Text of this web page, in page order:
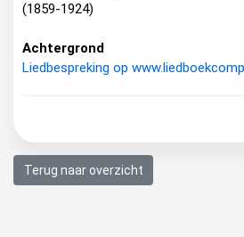
(1859-1924)
Achtergrond
Liedbespreking op
Terug naar overzicht